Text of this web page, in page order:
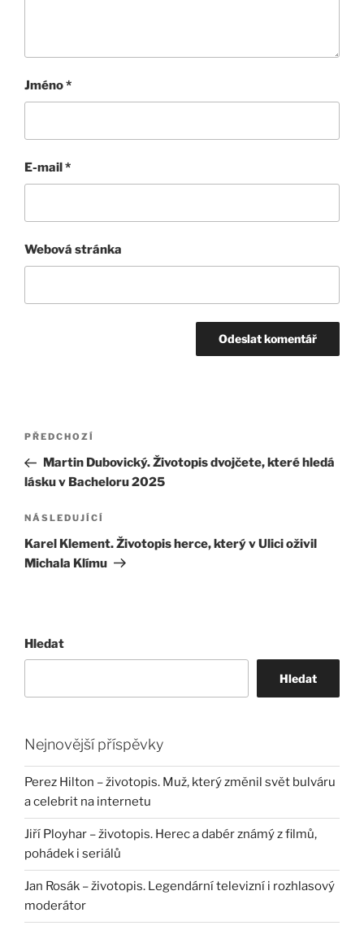
Jméno*
E-mail*
Webová stránka
Navigace
příspěvek
Předchozí
příspěvek
PŘEDCHOZÍ
Martin Dubovický. Životopis dvojčete, které hledá
lásku v Bacheloru 2025
Následující
příspěvek
NÁSLEDUJÍCÍ
Karel Klement. Životopis herce, který v Ulici oživil
Michala Klímu
Hledat
Hledat
Nejnovější příspěvky
Perez Hilton – životopis. Muž, který změnil svět bulváru
a celebrit na internetu
Jiří Ployhar – životopis. Herec a dabér známý z filmů,
pohádek i seriálů
Jan Rosák – životopis. Legendární televizní i rozhlasový
moderátor